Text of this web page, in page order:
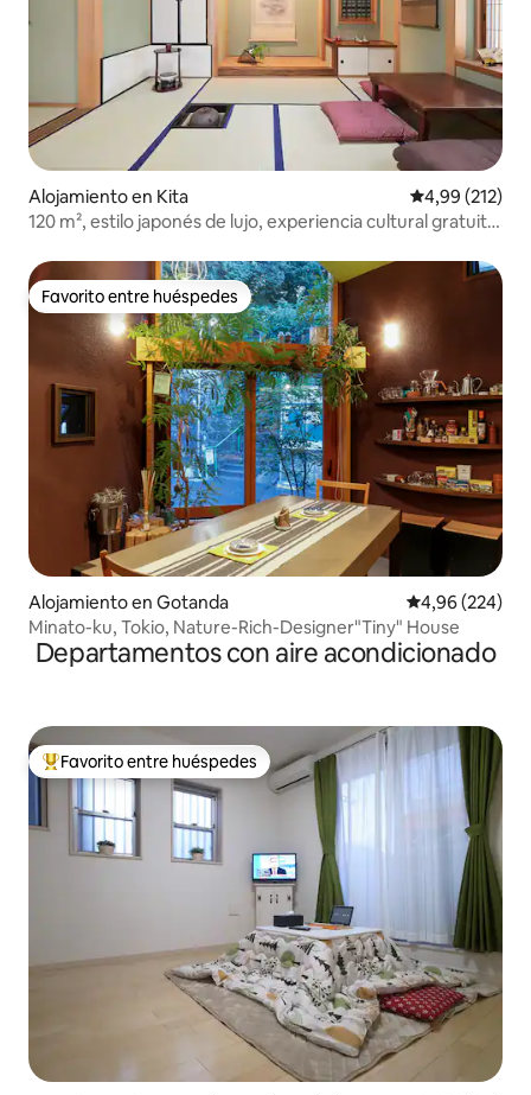
Alojamiento en Kita Calificación
4,99 (212)
120 m², estilo japonés de lujo, experiencia cultural gratuita,
Favorito entre huéspedes
Favorito entre huéspedes
Alojamiento en Gotanda Calificación
4,96 (224)
Minato-ku, Tokio, Nature-Rich-Designer"Tiny" House
Departamentos con aire acondicionado
Favorito entre los huéspedes más destacados
Favorito entre huéspedes